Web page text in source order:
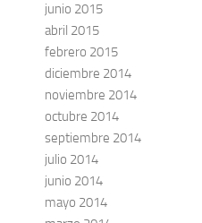
junio 2015
abril 2015
febrero 2015
diciembre 2014
noviembre 2014
octubre 2014
septiembre 2014
julio 2014
junio 2014
mayo 2014